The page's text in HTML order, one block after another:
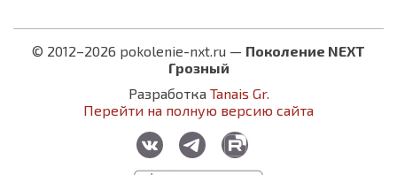
© 2012–2026 pokolenie-nxt.ru — Поколение NEXT
Грозный
Разработка Tanais Gr.
Перейти на полную версию сайта